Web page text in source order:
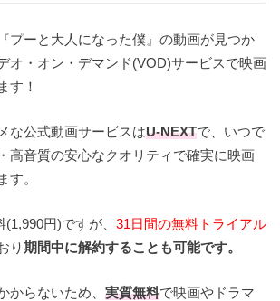
プーと大人になった僕』の動画が見つか
オ・オン・デマンド(VOD)サービスで映画
す！
な公式動画サービスはU-NEXTで、いつで
高音質の安心なクオリティで確実に映画
す。
円)ですが、 31日間の無料トライアル
り期間中に解約することも可能です。
からないため、 実質無料で映画やドラマ